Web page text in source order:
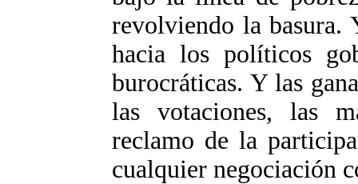
revolviendo la basura.
hacia los políticos
burocráticas. Y las
las votaciones, las
reclamo de la
cualquier negociación